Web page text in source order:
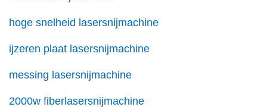
hoge snelheid lasersnijmachine
ijzeren plaat lasersnijmachine
messing lasersnijmachine
2000w fiberlasersnijmachine